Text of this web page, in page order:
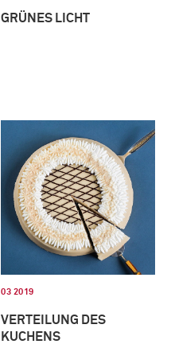
GRÜNES LICHT
03 2019
VERTEILUNG DES
KUCHENS